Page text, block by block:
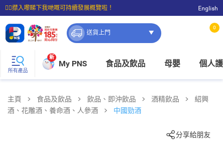
☝🏼㩒入嚟睇下我哋嘅可持續發展概覽啦！
⭐購物滿$399即享免費送貨；滿$100即可免費店取。
English
送貨上門
0
所有產品
新
My PNS 食品及飲品 母嬰 個人
主頁 食品及飲品 飲品、即沖飲品 酒精飲品
紹興
酒、花雕酒、養命酒、人參酒
中國勁酒
分享給朋友